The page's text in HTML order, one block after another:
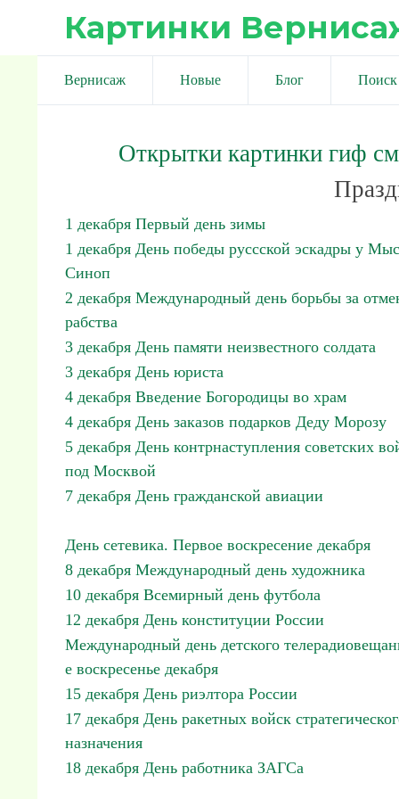
Картинки
Вернисаж Новые Блог Поиск
Открытки картинки гиф
1 декабря Первый день зимы
1 декабря День победы руссской эскадры у
Синоп
2 декабря Международный день борьбы за
рабства
3 декабря День памяти неизвестного солдата
3 декабря День юриста
4 декабря Введение Богородицы во храм
4 декабря День заказов подарков Деду Морозу
5 декабря День контрнаступления советских
под Москвой
7 декабря День гражданской авиации
День сетевика. Первое воскресение декабря
8 декабря Международный день художника
10 декабря Всемирный день футбола
12 декабря День конституции России
Международный день детского
е воскресенье декабря
15 декабря День риэлтора России
17 декабря День ракетных войск
назначения
18 декабря День работника ЗАГСа